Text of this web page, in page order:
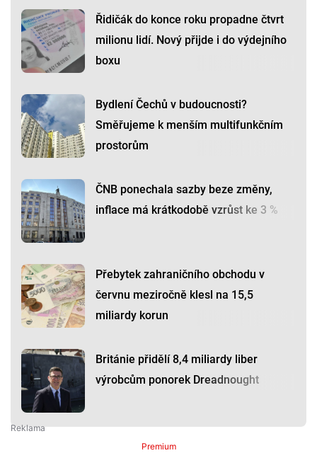
Řidičák do konce roku propadne čtvrt
milionu lidí. Nový přijde i do výdejního
boxu
Bydlení Čechů v budoucnosti?
Směřujeme k menším multifunkčním
prostorům
ČNB ponechala sazby beze změny,
inflace má krátkodobě vzrůst ke 3 %
Přebytek zahraničního obchodu v
červnu meziročně klesl na 15,5
miliardy korun
Británie přidělí 8,4 miliardy liber
výrobcům ponorek Dreadnought
Premium